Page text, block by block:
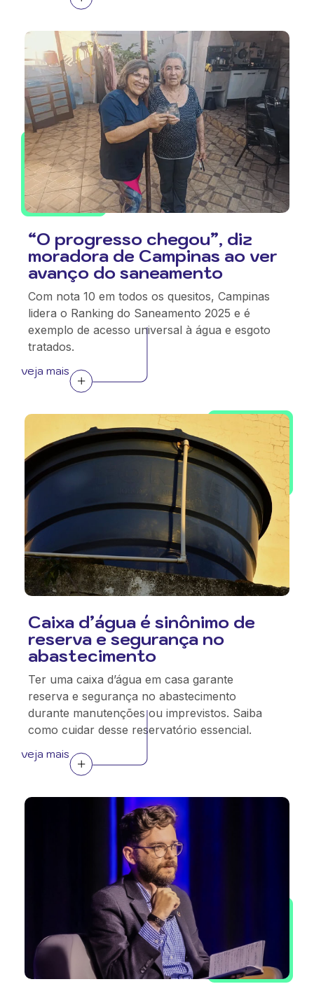
“O progresso chegou”, diz
moradora de Campinas ao ver
avanço do saneamento
Com nota 10 em todos os quesitos, Campinas
lidera o Ranking do Saneamento 2025 e é
exemplo de acesso universal à água e esgoto
tratados.
veja mais
Caixa d’água é sinônimo de
reserva e segurança no
abastecimento
Ter uma caixa d’água em casa garante
reserva e segurança no abastecimento
durante manutenções ou imprevistos. Saiba
como cuidar desse reservatório essencial.
veja mais